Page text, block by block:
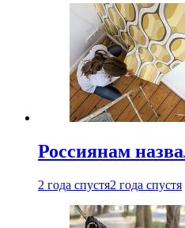
Россиянам
2 года спустя2 года спустя